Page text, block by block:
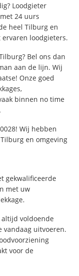
Loodgieter
24 uurs
heel Tilburg en
loodgieters.
Bel ons dan
aan de lijn. Wij
Onze goed
binnen no time
Wij hebben
en omgeving
gekwalificeerde
met uw
voldoende
vandaag uitvoeren.
voor de